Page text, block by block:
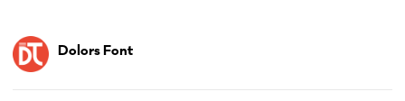
Dolors Font